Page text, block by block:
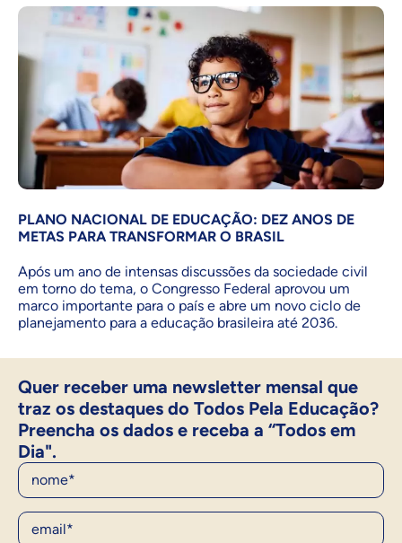
PLANO NACIONAL DE EDUCAÇÃO: DEZ ANOS DE
METAS PARA TRANSFORMAR O BRASIL
Após um ano de intensas discussões da sociedade civil
em torno do tema, o Congresso Federal aprovou um
marco importante para o país e abre um novo ciclo de
planejamento para a educação brasileira até 2036.
Quer receber uma newsletter mensal que
traz os destaques do Todos Pela Educação?
Preencha os dados e receba a “Todos em
Dia".
Nome
E-Mail